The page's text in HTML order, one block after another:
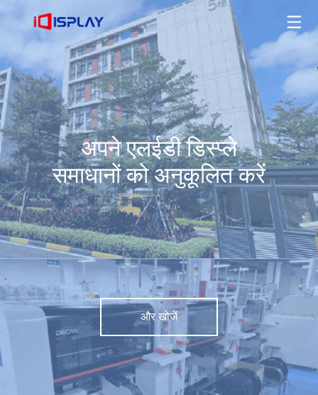
अपने एलईडी डिस्प्ले
समाधानों को अनुकूलित करें
और खोजें
अपने एलईडी डिस्प्ले समाधानों को अनुकूलित करें
और खोजें